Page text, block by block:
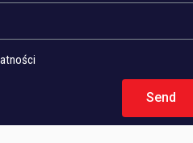
Send